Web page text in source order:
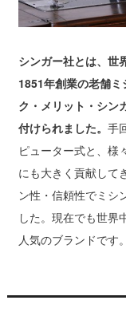
シンガー社とは、世
1851年創業の老舗
ク・メリット・シン
付けられました。 手
ピューター式と、様
にも大きく貢献して
ン性・信頼性でミシ
した。現在でも世界
人気のブランドです。